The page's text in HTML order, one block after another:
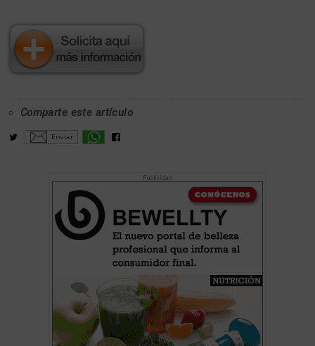
Comparte este artículo